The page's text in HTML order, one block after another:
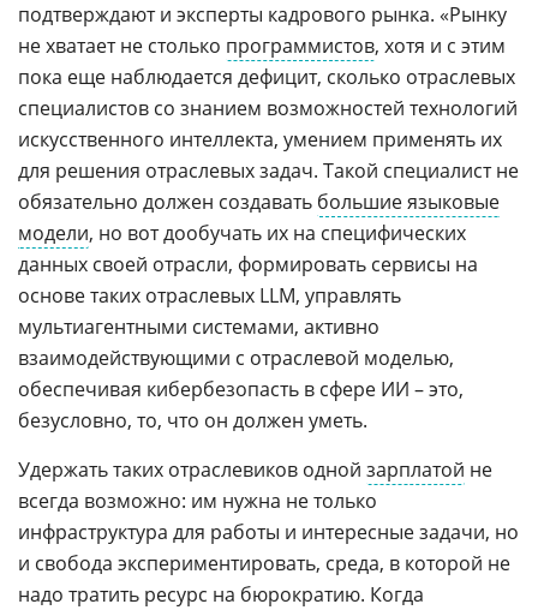
подтверждают и эксперты кадрового рынка. «Рынку
не хватает не столько программистов, хотя и с этим
пока еще наблюдается дефицит, сколько отраслевых
специалистов со знанием возможностей технологий
искусственного интеллекта, умением применять их
для решения отраслевых задач. Такой специалист не
обязательно должен создавать большие языковые
модели, но вот дообучать их на специфических
данных своей отрасли, формировать сервисы на
основе таких отраслевых LLM, управлять
мультиагентными системами, активно
взаимодействующими с отраслевой моделью,
обеспечивая кибербезопасть в сфере ИИ – это,
безусловно, то, что он должен уметь.
Удержать таких отраслевиков одной зарплатой не
всегда возможно: им нужна не только
инфраструктура для работы и интересные задачи, но
и свобода экспериментировать, среда, в которой не
надо тратить ресурс на бюрократию. Когда